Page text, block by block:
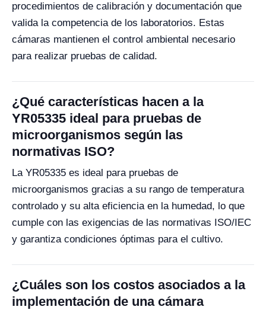
procedimientos de calibración y documentación que
valida la competencia de los laboratorios. Estas
cámaras mantienen el control ambiental necesario
para realizar pruebas de calidad.
¿Qué características hacen a la
YR05335 ideal para pruebas de
microorganismos según las
normativas ISO?
La YR05335 es ideal para pruebas de
microorganismos gracias a su rango de temperatura
controlado y su alta eficiencia en la humedad, lo que
cumple con las exigencias de las normativas ISO/IEC
y garantiza condiciones óptimas para el cultivo.
¿Cuáles son los costos asociados a la
implementación de una cámara